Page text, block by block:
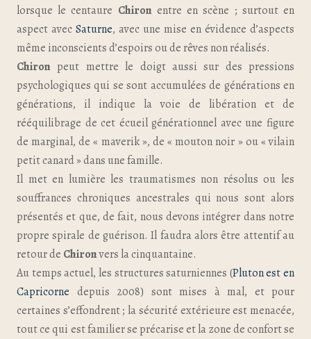
lorsque le centaure Chiron entre en scène ; surtout en
aspect avec Saturne, avec une mise en évidence d’aspects
même inconscients d’espoirs ou de rêves non réalisés.
Chiron peut mettre le doigt aussi sur des pressions
psychologiques qui se sont accumulées de générations en
générations, il indique la voie de libération et de
rééquilibrage de cet écueil générationnel avec une figure
de marginal, de « maverik », de « mouton noir » ou « vilain
petit canard » dans une famille.
Il met en lumière les traumatismes non résolus ou les
souffrances chroniques ancestrales qui nous sont alors
présentés et que, de fait, nous devons intégrer dans notre
propre spirale de guérison. Il faudra alors être attentif au
retour de Chironvers la cinquantaine.
Au temps actuel, les structures saturniennes (Pluton est en
Capricorne depuis 2008) sont mises à mal, et pour
certaines s’effondrent ; la sécurité extérieure est menacée,
tout ce qui est familier se précarise et la zone de confort se